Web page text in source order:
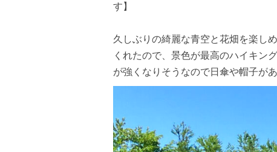
す】
久しぶりの綺麗な青空と花畑を楽し
くれたので、景色が最高のハイキン
が強くなりそうなので日傘や帽子が